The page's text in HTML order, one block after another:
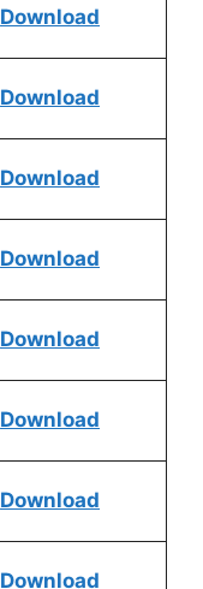
Download
Download
Download
Download
Download
Download
Download
Download